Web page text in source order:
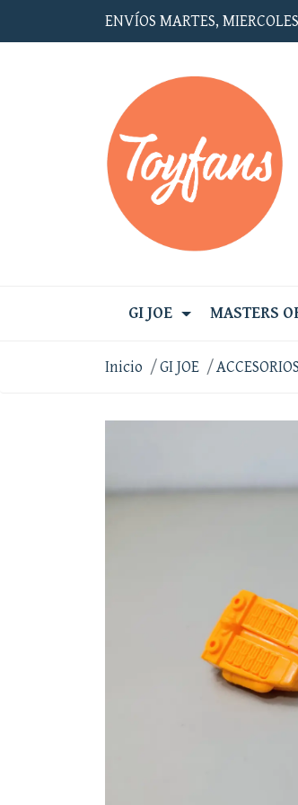
ENVÍOS MARTES,
GI JOE MASTERS
Inicio GI JOE